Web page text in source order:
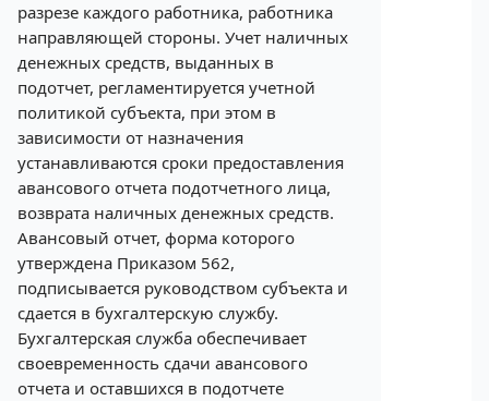
разрезе каждого работника, работника
направляющей стороны. Учет наличных
денежных средств, выданных в
подотчет, регламентируется учетной
политикой субъекта, при этом в
зависимости от назначения
устанавливаются сроки предоставления
авансового отчета подотчетного лица,
возврата наличных денежных средств.
Авансовый отчет, форма которого
утверждена Приказом 562,
подписывается руководством субъекта и
сдается в бухгалтерскую службу.
Бухгалтерская служба обеспечивает
своевременность сдачи авансового
отчета и оставшихся в подотчете